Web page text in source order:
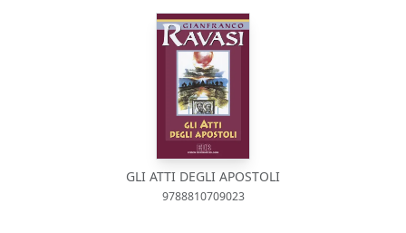
GLI ATTI DEGLI APOSTOLI
9788810709023